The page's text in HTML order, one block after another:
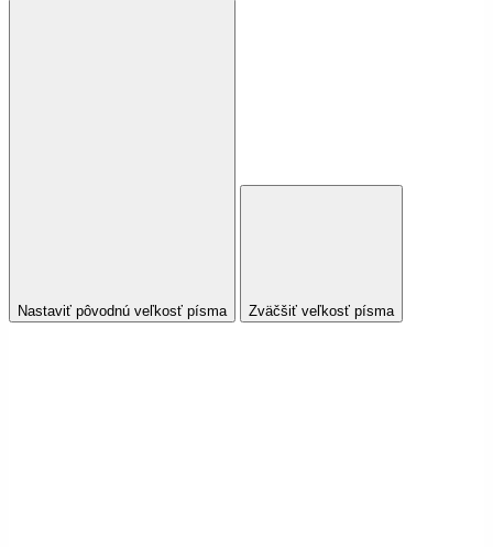
Nastaviť pôvodnú veľkosť písma Zväčšiť veľkosť písma